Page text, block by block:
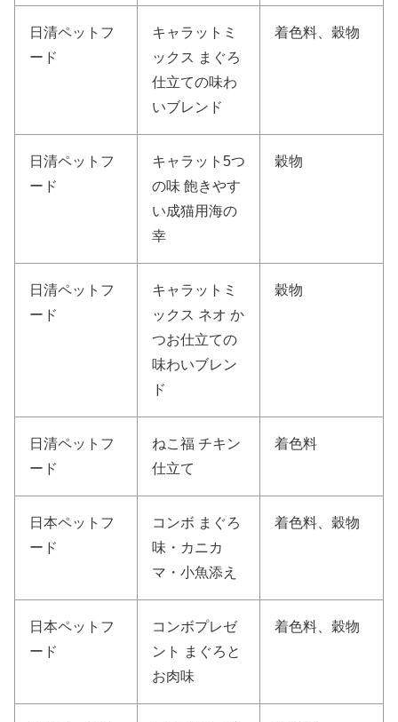
日清ペットフ
ード
キャラットミ
ックス まぐろ
仕立ての味わ
いブレンド
着色料、穀物
日清ペットフ
ード
キャラット5つ
の味 飽きやす
い成猫用海の
幸
穀物
日清ペットフ
ード
キャラットミ
ックス ネオ か
つお仕立ての
味わいブレン
ド
穀物
日清ペットフ
ード
ねこ福 チキン
仕立て
着色料
日本ペットフ
ード
コンボ まぐろ
味・カニカ
マ・小魚添え
着色料、穀物
日本ペットフ
ード
コンボプレゼ
ント まぐろと
お肉味
着色料、穀物